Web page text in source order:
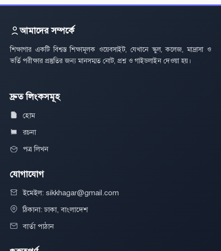
আমাদের সম্পর্কে
শিক্ষাগার একটি বিশ্বস্ত শিক্ষামূলক ওয়েবসাইট, যেখানে স্কুল, কলেজ, মাদ্রাসা ও
ভর্তি পরীক্ষার প্রস্তুতির জন্য মানসম্মত নোট, প্রশ্ন ও গাইডলাইন দেওয়া হয়।
দ্রুত লিংকসমূহ
হোম
রচনা
পত্র লিখন
যোগাযোগ
ইমেইল: sikkhagar@gmail.com
ঠিকানা: ঢাকা, বাংলাদেশ
বার্তা পাঠান